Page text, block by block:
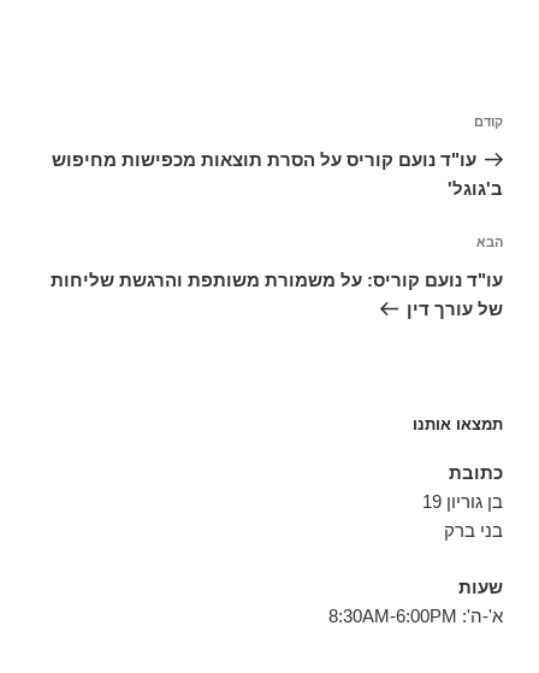
הפוסט
הקודם
קודם
עו"ד נועם קוריס על הסרת תוצאות מכפישות מחיפוש
ב'גוגל'
הפוסט
הבא
הבא
עו"ד נועם קוריס: על משמורת משותפת והרגשת שליחות
של עורך דין
תמצאו אותנו
כתובת
בן גוריון 19
בני ברק
שעות
א'-ה': 8:30AM-6:00PM